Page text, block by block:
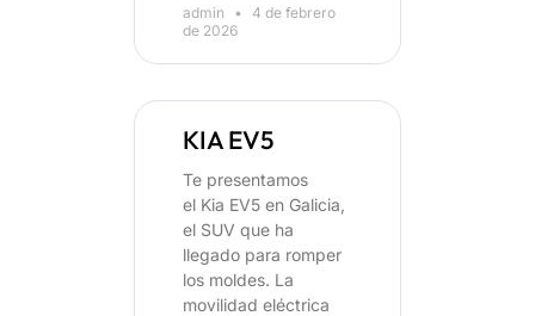
admin
4 de febrero
de 2026
KIA EV5
Te presentamos
el Kia EV5 en Galicia,
el SUV que ha
llegado para romper
los moldes. La
movilidad eléctrica